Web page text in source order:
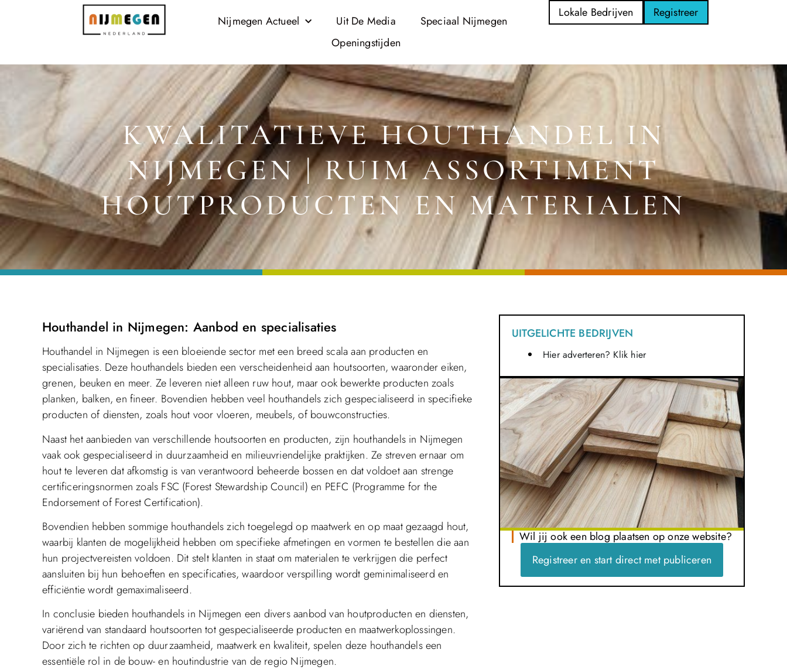
Nijmegen Actueel Uit De Media
Speciaal Nijmegen
Openingstijden
Registreer
Lokale Bedrijven
KWALITATIEVE HOUTHANDEL IN
NIJMEGEN | RUIM ASSORTIMENT
HOUTPRODUCTEN EN MATERIALEN
Houthandel in Nijmegen: Aanbod en specialisaties
Houthandel in Nijmegen is een bloeiende sector met een breed scala aan producten en
specialisaties. Deze houthandels bieden een verscheidenheid aan houtsoorten, waaronder eiken,
grenen, beuken en meer. Ze leveren niet alleen ruw hout, maar ook bewerkte producten zoals
planken, balken, en fineer. Bovendien hebben veel houthandels zich gespecialiseerd in specifieke
producten of diensten, zoals hout voor vloeren, meubels, of bouwconstructies.
Naast het aanbieden van verschillende houtsoorten en producten, zijn houthandels in Nijmegen
vaak ook gespecialiseerd in duurzaamheid en milieuvriendelijke praktijken. Ze streven ernaar om
hout te leveren dat afkomstig is van verantwoord beheerde bossen en dat voldoet aan strenge
certificeringsnormen zoals FSC (Forest Stewardship Council) en PEFC (Programme for the
Endorsement of Forest Certification).
Bovendien hebben sommige houthandels zich toegelegd op maatwerk en op maat gezaagd hout,
waarbij klanten de mogelijkheid hebben om specifieke afmetingen en vormen te bestellen die aan
hun projectvereisten voldoen. Dit stelt klanten in staat om materialen te verkrijgen die perfect
aansluiten bij hun behoeften en specificaties, waardoor verspilling wordt geminimaliseerd en
efficiëntie wordt gemaximaliseerd.
In conclusie bieden houthandels in Nijmegen een divers aanbod van houtproducten en diensten,
variërend van standaard houtsoorten tot gespecialiseerde producten en maatwerkoplossingen.
Door zich te richten op duurzaamheid, maatwerk en kwaliteit, spelen deze houthandels een
essentiële rol in de bouw- en houtindustrie van de regio Nijmegen.
UITGELICHTE BEDRIJVEN
Hier adverteren? Klik hier
Wil jij ook een blog plaatsen op onze website?
Registreer en start direct met publiceren